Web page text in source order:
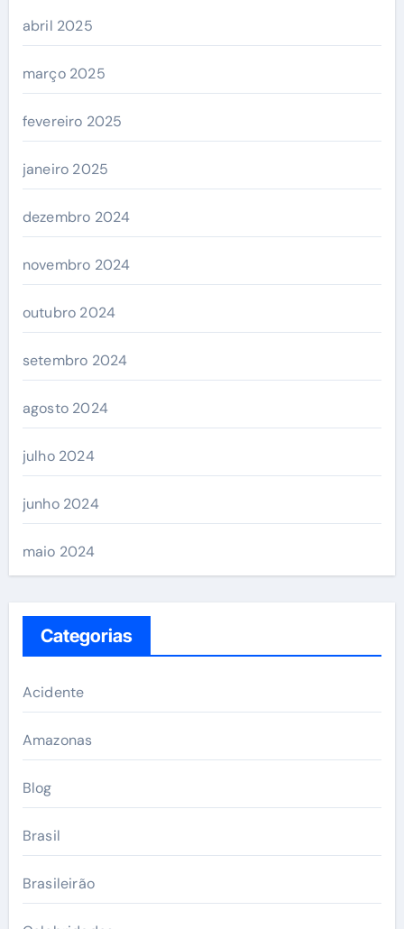
abril 2025
março 2025
fevereiro 2025
janeiro 2025
dezembro 2024
novembro 2024
outubro 2024
setembro 2024
agosto 2024
julho 2024
junho 2024
maio 2024
Categorias
Acidente
Amazonas
Blog
Brasil
Brasileirão